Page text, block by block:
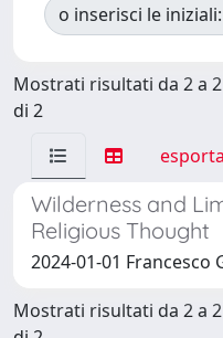
o inserisci le iniziali:
Mostrati risultati da 2 a 2
di 2
Wilderness and
Religious Thought
2024-01-01 Francesco
Mostrati risultati da 2 a 2